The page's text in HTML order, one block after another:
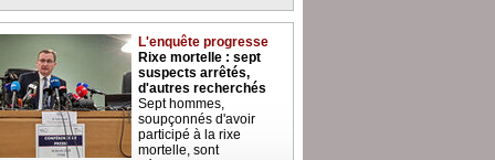
L'enquête progresse
Rixe mortelle : sept
suspects arrêtés,
d'autres recherchés
Sept hommes,
soupçonnés d'avoir
participé à la rixe
mortelle, sont